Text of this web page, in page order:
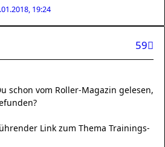
19:24
59
schon vom Roller-Magazin gelesen,
Link zum Thema Trainings-